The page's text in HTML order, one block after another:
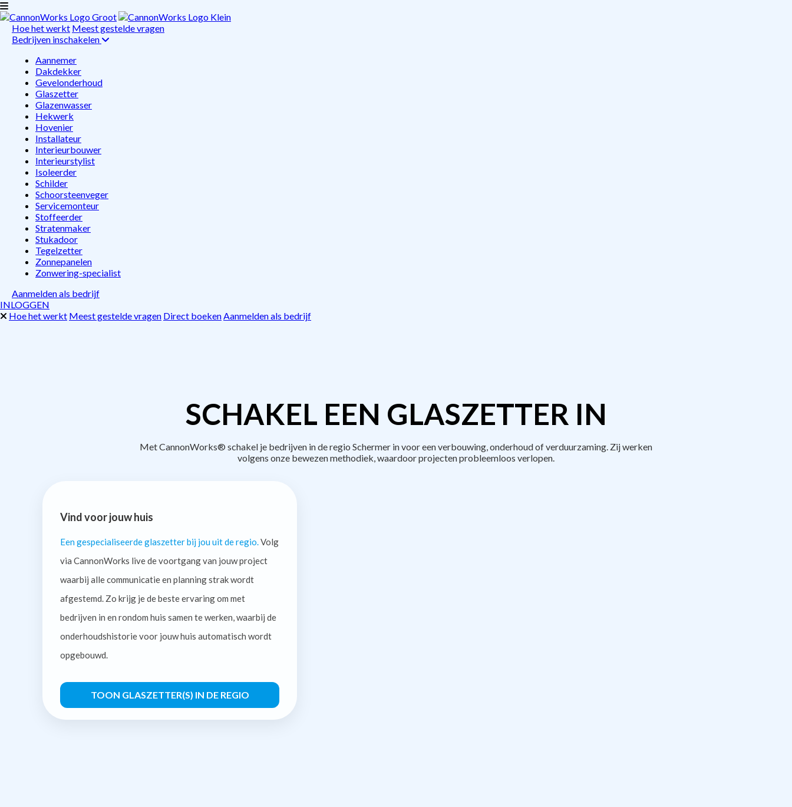
Hoe het werkt Meest gestelde vragen
Bedrijven inschakelen
Aannemer
Dakdekker
Gevelonderhoud
Glaszetter
Glazenwasser
Hekwerk
Hovenier
Installateur
Interieurbouwer
Interieurstylist
Isoleerder
Schilder
Schoorsteenveger
Servicemonteur
Stoffeerder
Stratenmaker
Stukadoor
Tegelzetter
Zonnepanelen
Zonwering-specialist
Aanmelden als bedrijf
INLOGGEN
Hoe het werkt Meest gestelde vragen Direct boekenAanmelden als bedrijf
SCHAKEL EEN GLASZETTER IN
Met CannonWorks® schakel je bedrijven in de regio Schermer in voor een verbouwing, onderhoud of verduurzaming. Zij werken
volgens onze bewezen methodiek, waardoor projecten probleemloos verlopen.
Vind voor jouw huis
Een gespecialiseerde glaszetter bij jou uit de regio. Volg
via CannonWorks live de voortgang van jouw project
waarbij alle communicatie en planning strak wordt
afgestemd. Zo krijg je de beste ervaring om met
bedrijven in en rondom huis samen te werken, waarbij de
onderhoudshistorie voor jouw huis automatisch wordt
opgebouwd.
TOON GLASZETTER(S) IN DE REGIO